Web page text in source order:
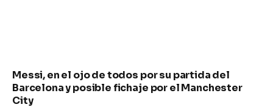
Messi, en el ojo de todos por su partida del
Barcelona y posible fichaje por el Manchester
City